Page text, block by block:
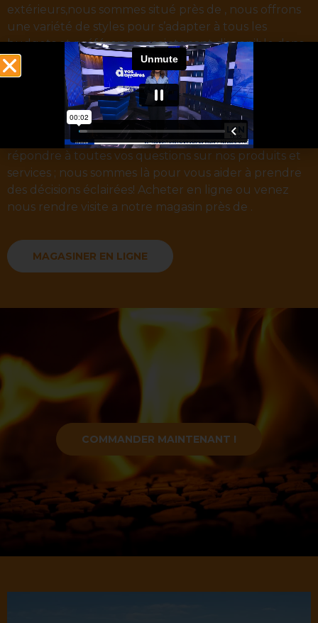
extérieurs,nous sommes situé près de , nous offrons
une variété de styles pour s’adapter à tous les
budgets et préférences maintenant disponible dans
la région de .
Nous croyons qu’il est important d’offrir à nos clients
un bon rapport qualité-prix, c’est pourquoi tous nos
produits sont assortis d’une garantie de satisfaction.
Notre équipe est également disponible pour
répondre à toutes vos questions sur nos produits et
services ; nous sommes là pour vous aider à prendre
des décisions éclairées! Acheter en ligne ou venez
nous rendre visite a notre magasin près de .
MAGASINER EN LIGNE
COMMANDER MAINTENANT !